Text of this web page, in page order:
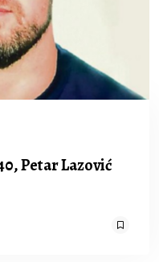
Petar Lazović